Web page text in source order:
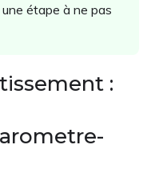
étape à ne pas
: